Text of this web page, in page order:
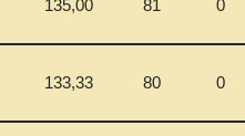
135,00 81 0
133,33 80 0